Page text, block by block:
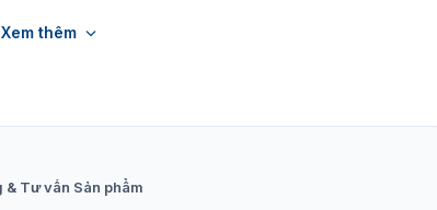
đa dạng và linh hoạt cho việc chấm công và quản lý thời
QRE1 thể hiện tính chính xác, tốc độ, bảo
Xem thêm
Tư vấn Sản phẩm